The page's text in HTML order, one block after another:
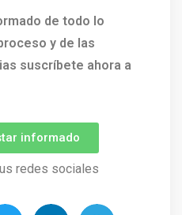
de todo lo
y de las
suscríbete ahora a
informado
redes sociales